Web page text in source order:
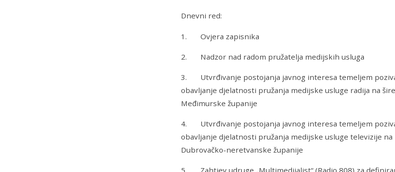
Dnevni red:
1. Ovjera zapisnika
2. Nadzor nad radom pružatelja medijskih usluga
3. Utvrđivanje postojanja javnog interesa temeljem
obavljanje djelatnosti pružanja medijske usluge radija na
Međimurske županije
4. Utvrđivanje postojanja javnog interesa temeljem
obavljanje djelatnosti pružanja medijske usluge televizije
Dubrovačko-neretvanske županije